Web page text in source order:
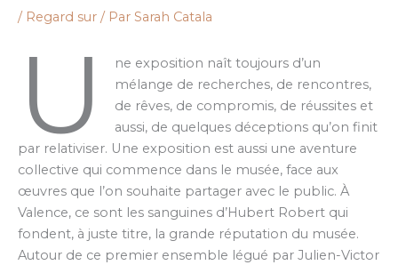
/ Regard sur / Par Sarah Catala
U
ne exposition naît toujours d’un
mélange de recherches, de rencontres,
de rêves, de compromis, de réussites et
aussi, de quelques déceptions qu’on finit
par relativiser. Une exposition est aussi une aventure
collective qui commence dans le musée, face aux
œuvres que l’on souhaite partager avec le public. À
Valence, ce sont les sanguines d’Hubert Robert qui
fondent, à juste titre, la grande réputation du musée.
Autour de ce premier ensemble légué par Julien-Victor